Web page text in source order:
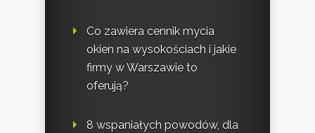
Co zawiera cennik mycia
okien na wysokościach i jakie
firmy w Warszawie to
oferują?
8 wspaniałych powodów, dla